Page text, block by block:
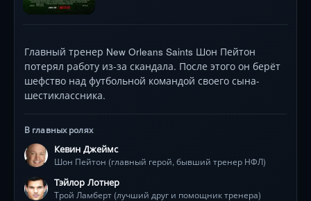
Главный тренер New Orleans Saints Шон Пейтон
потерял работу из-за скандала. После этого он берёт
шефство над футбольной командой своего сына-
шестиклассника.
В главных ролях
Кевин Джеймс
Шон Пейтон (главный герой, бывший тренер НФЛ)
Тэйлор Лотнер
Трой Ламберт (лучший друг и помощник тренера)